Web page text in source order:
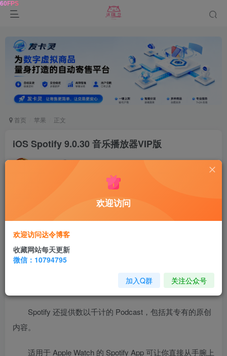
首页 苹果 正文
iOS Spotify 9.0.30 音乐播放器VIP版
达令 关注
Spotify 9.0.26是在手机或平板电脑上听
的最佳选择。
搜寻任何曲目、艺人或专辑，然后免费收听。建立并分
享播放清单。建立个人最多最丰富的
从个人推荐项目和现成的播放清单获得灵感。
Spotify 还提供数以千计的 Podcast，包括其专有的原创
内容。
适用于 Apple Watch 的 Spotify App 可让你直接从手腕上
欢迎访问
欢迎访问达令博客
收藏网站每天更新
微信：10794795
加入Q群 关注公众号